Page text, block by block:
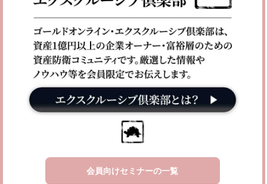
会員向けセミナーの一覧